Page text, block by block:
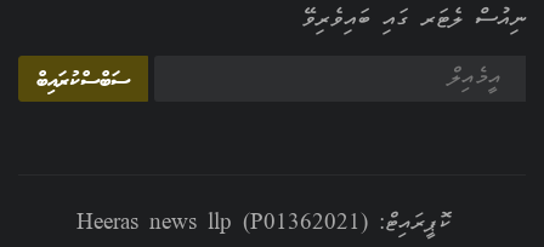
ނިއުސް ލެޓަރ ގައި ބައިވެރިވޭ
ސަބްސްކުރައިބް
ކޮޕީރައިޓް: Heeras news llp (P01362021)